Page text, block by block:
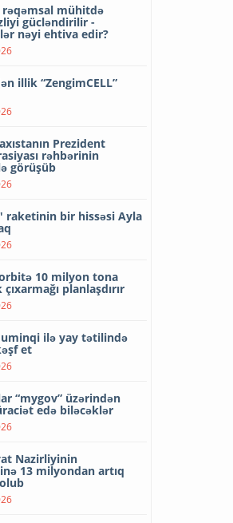
rəqəmsal mühitdə
gücləndirilir -
nəyi ehtiva edir?
illik “ZengimCELL”
Prezident
rəhbərinin
görüşüb
raketinin bir hissəsi Ayla
orbitə 10 milyon tona
planlaşdırır
ilə yay tətilində
et
“mygov” üzərindən
edə biləcəklər
Nazirliyinin
13 milyondan artıq